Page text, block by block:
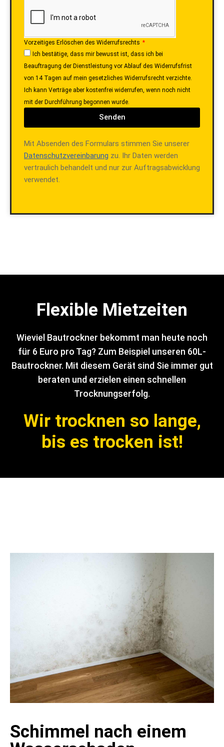
Vorzeitiges Erlöschen des Widerrufsrechts
Ich bestätige, dass mir bewusst ist, dass ich bei
Beauftragung der Dienstleistung vor Ablauf des Widerrufsfrist
von 14 Tagen auf mein gesetzliches Widerrufsrecht verzichte.
Ich kann Verträge aber kostenfrei widerrufen, wenn noch nicht
mit der Durchführung begonnen wurde.
Senden
Mit Absenden des Formulars stimmen Sie unserer
Datenschutzvereinbarung zu. Ihr Daten werden
vertraulich behandelt und nur zur Auftragsabwicklung
verwendet.
Flexible Mietzeiten
Wieviel Bautrockner bekommt man heute noch
für 6 Euro pro Tag? Zum Beispiel unseren 60L-
Bautrockner. Mit diesem Gerät sind Sie immer gut
beraten und erzielen einen schnellen
Trocknungserfolg.
Wir trocknen so lange,
bis es trocken ist!
Schimmel nach einem